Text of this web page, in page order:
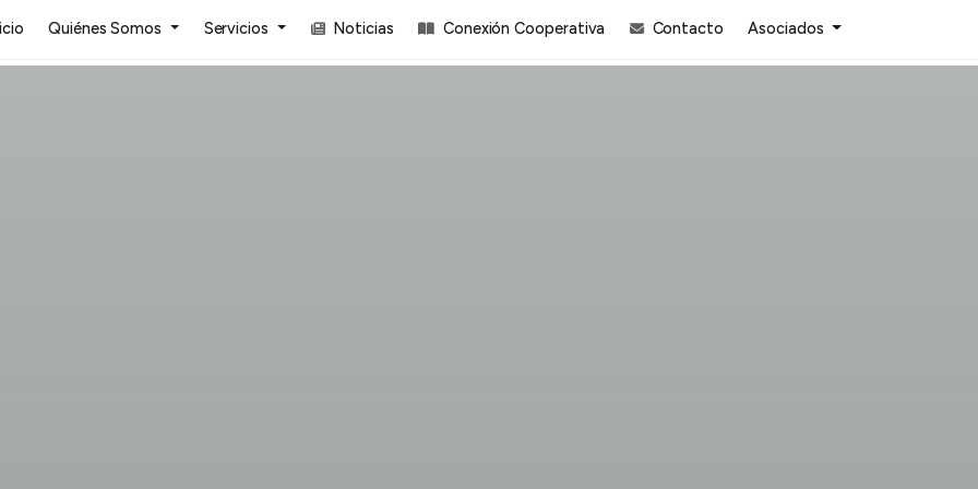
Quiénes Somos Servicios Noticias Conexión Cooperativa Contacto Asociados